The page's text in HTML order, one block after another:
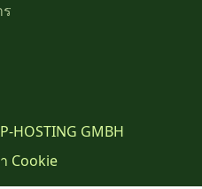
HOSTING GMBH
Cookie